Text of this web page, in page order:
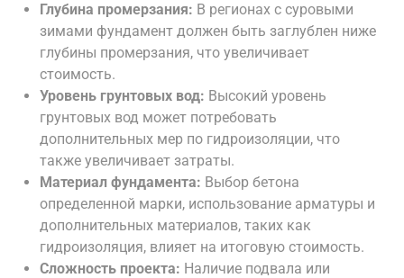
Глубина промерзания: В регионах с суровыми
зимами фундамент должен быть заглублен ниже
глубины промерзания, что увеличивает
стоимость.
Уровень грунтовых вод: Высокий уровень
грунтовых вод может потребовать
дополнительных мер по гидроизоляции, что
также увеличивает затраты.
Материал фундамента: Выбор бетона
определенной марки, использование арматуры и
дополнительных материалов, таких как
гидроизоляция, влияет на итоговую стоимость.
Сложность проекта: Наличие подвала или